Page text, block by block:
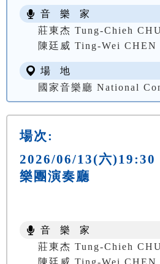
音 樂 家
莊東杰 Tung-Chieh
陳廷威 Ting-Wei CHEN
場 地
國家音樂廳 National
場次:
2026/06/13(六)19:30
樂團演奏廳
音 樂 家
莊東杰 Tung-Chieh